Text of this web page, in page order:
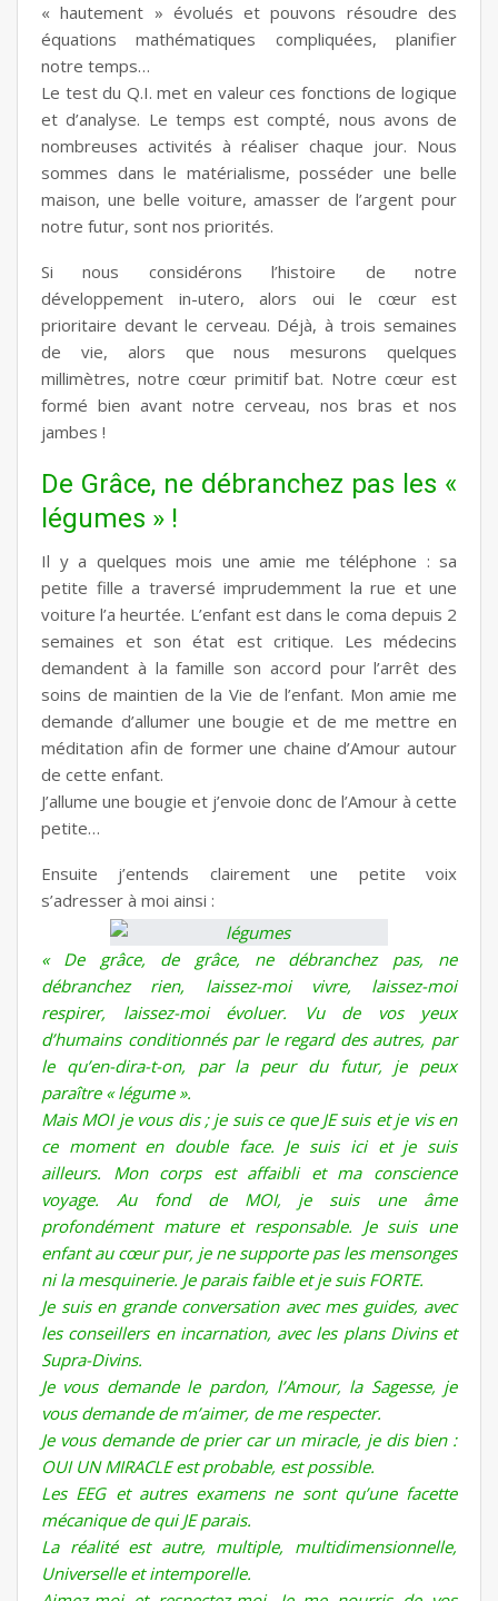
« hautement » évolués et pouvons résoudre des
équations mathématiques compliquées, planifier
notre temps…
Le test du Q.I. met en valeur ces fonctions de logique
et d’analyse. Le temps est compté, nous avons de
nombreuses activités à réaliser chaque jour. Nous
sommes dans le matérialisme, posséder une belle
maison, une belle voiture, amasser de l’argent pour
notre futur, sont nos priorités.
Si nous considérons l’histoire de notre
développement in-utero, alors oui le cœur est
prioritaire devant le cerveau. Déjà, à trois semaines
de vie, alors que nous mesurons quelques
millimètres, notre cœur primitif bat. Notre cœur est
formé bien avant notre cerveau, nos bras et nos
jambes !
De Grâce, ne débranchez pas les «
légumes » !
Il y a quelques mois une amie me téléphone : sa
petite fille a traversé imprudemment la rue et une
voiture l’a heurtée. L’enfant est dans le coma depuis 2
semaines et son état est critique. Les médecins
demandent à la famille son accord pour l’arrêt des
soins de maintien de la Vie de l’enfant. Mon amie me
demande d’allumer une bougie et de me mettre en
méditation afin de former une chaine d’Amour autour
de cette enfant.
J’allume une bougie et j’envoie donc de l’Amour à cette
petite…
Ensuite j’entends clairement une petite voix
s’adresser à moi ainsi :
« De grâce, de grâce, ne débranchez pas, ne
débranchez rien, laissez-moi vivre, laissez-moi
respirer, laissez-moi évoluer. Vu de vos yeux
d’humains conditionnés par le regard des autres, par
le qu’en-dira-t-on, par la peur du futur, je peux
paraître « légume ».
Mais MOI je vous dis ; je suis ce que JE suis et je vis en
ce moment en double face. Je suis ici et je suis
ailleurs. Mon corps est affaibli et ma conscience
voyage. Au fond de MOI, je suis une âme
profondément mature et responsable. Je suis une
enfant au cœur pur, je ne supporte pas les mensonges
ni la mesquinerie. Je parais faible et je suis FORTE.
Je suis en grande conversation avec mes guides, avec
les conseillers en incarnation, avec les plans Divins et
Supra-Divins.
Je vous demande le pardon, l’Amour, la Sagesse, je
vous demande de m’aimer, de me respecter.
Je vous demande de prier car un miracle, je dis bien :
OUI UN MIRACLE est probable, est possible.
Les EEG et autres examens ne sont qu’une facette
mécanique de qui JE parais.
La réalité est autre, multiple, multidimensionnelle,
Universelle et intemporelle.